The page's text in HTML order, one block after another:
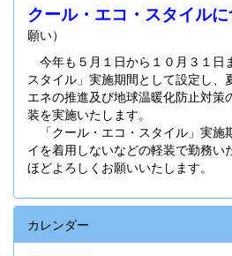
クール・エコ・スタイル
願い）
今年も５月１日から１０月３１日
スタイル」実施期間として設定し、
エネの推進及び地球温暖化防止対策
装を実施いたします。
「クール・エコ・スタイル」実施
イを着用しないなどの軽装で勤務い
ほどよろしくお願いいたします。
カレンダー